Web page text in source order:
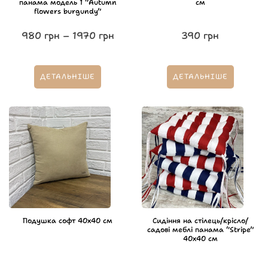
панама модель 1 “Autumn
flowers burgundy”
980 грн – 1970 грн
ДЕТАЛЬНІШЕ
см
390 грн
ДЕТАЛЬНІШЕ
Подушка софт 40х40 см
Сидіння на стілець/крісло/
садові меблі панама “Stripe”
40х40 см